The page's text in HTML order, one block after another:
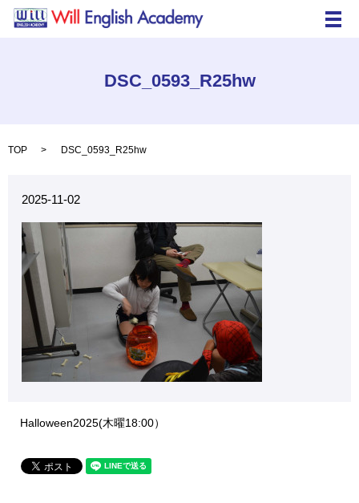
メ
DSC_0593_R25hw
TOP DSC_0593_R25hw
2025-11-02
Halloween2025(木曜18:00）